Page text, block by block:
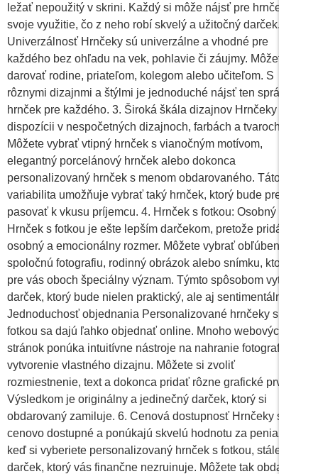
ležať nepoužitý v skrini. Každý si môže nájsť pre hrnček
svoje využitie, čo z neho robí skvelý a užitočný darček. 2.
Univerzálnosť Hrnčeky sú univerzálne a vhodné pre
každého bez ohľadu na vek, pohlavie či záujmy. Môžete ich
darovať rodine, priateľom, kolegom alebo učiteľom. S
rôznymi dizajnmi a štýlmi je jednoduché nájsť ten správny
hrnček pre každého. 3. Široká škála dizajnov Hrnčeky sú k
dispozícii v nespočetných dizajnoch, farbách a tvaroch.
Môžete vybrať vtipný hrnček s vianočným motívom,
elegantný porcelánový hrnček alebo dokonca
personalizovaný hrnček s menom obdarovaného. Táto
variabilita umožňuje vybrať taký hrnček, ktorý bude presne
pasovať k vkusu príjemcu. 4. Hrnček s fotkou: Osobný dotyk
Hrnček s fotkou je ešte lepším darčekom, pretože pridáva
osobný a emocionálny rozmer. Môžete vybrať obľúbenú
spoločnú fotografiu, rodinný obrázok alebo snímku, ktorá má
pre vás oboch špeciálny význam. Týmto spôsobom vytvoríte
darček, ktorý bude nielen praktický, ale aj sentimentálny. 5.
Jednoduchosť objednania Personalizované hrnčeky s
fotkou sa dajú ľahko objednať online. Mnoho webových
stránok ponúka intuitívne nástroje na nahranie fotografií a
vytvorenie vlastného dizajnu. Môžete si zvoliť
rozmiestnenie, text a dokonca pridať rôzne grafické prvky.
Výsledkom je originálny a jedinečný darček, ktorý si
obdarovaný zamiluje. 6. Cenová dostupnosť Hrnčeky sú
cenovo dostupné a ponúkajú skvelú hodnotu za peniaze. Aj
keď si vyberiete personalizovaný hrnček s fotkou, stále ide o
darček, ktorý vás finančne nezruinuje. Môžete tak obdarovať